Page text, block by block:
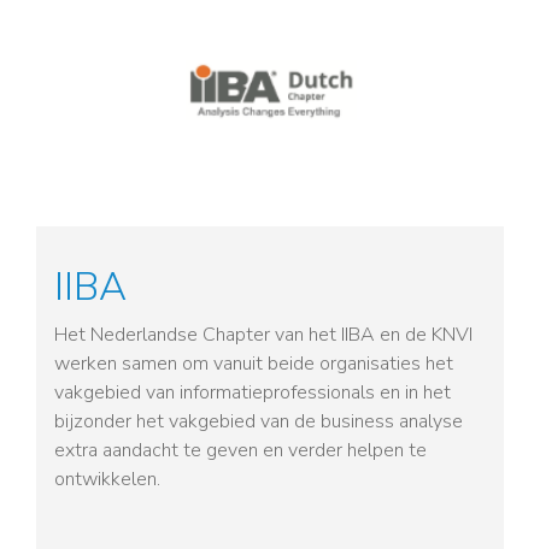
IIBA
Het Nederlandse Chapter van het IIBA en de KNVI
werken samen om vanuit beide organisaties het
vakgebied van informatieprofessionals en in het
bijzonder het vakgebied van de business analyse
extra aandacht te geven en verder helpen te
ontwikkelen.